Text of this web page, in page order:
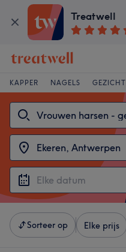
Treatwell
KAPPER NAGELS GEZICHT
Sorteer op Elke prijs